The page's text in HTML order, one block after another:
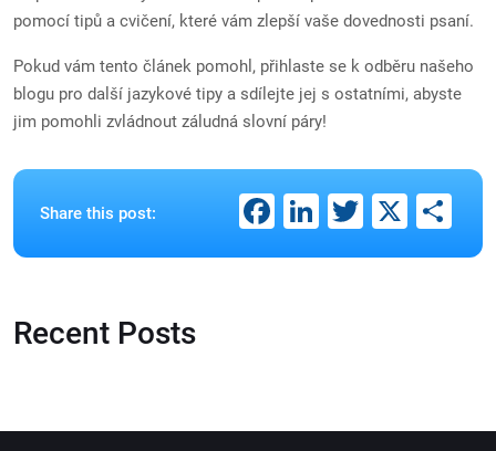
pomocí tipů a cvičení, které vám zlepší vaše dovednosti psaní.
Pokud vám tento článek pomohl, přihlaste se k odběru našeho
blogu pro další jazykové tipy a sdílejte jej s ostatními, abyste
jim pomohli zvládnout záludná slovní páry!
Share this post: Facebook
LinkedIn
Twitter
X
Recent Posts